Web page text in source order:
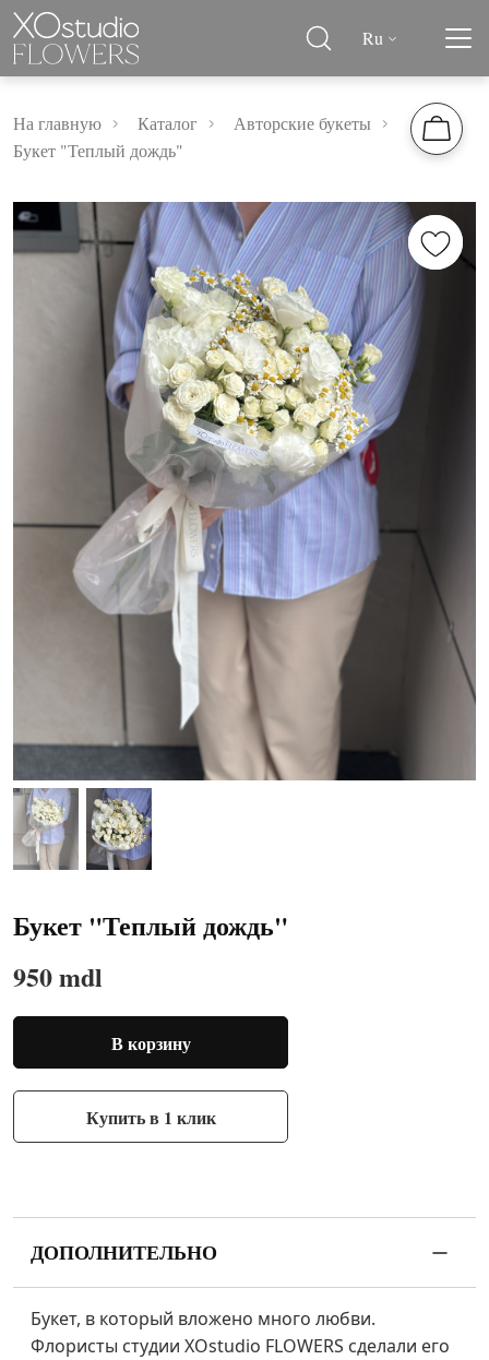
Ru
На главную Каталог
Авторские букеты
Букет "Теплый дождь"
Букет "Теплый дождь"
950 mdl
В корзину
Купить в 1 клик
ДОПОЛНИТЕЛЬНО
Букет, в который вложено много любви.
Флористы студии XOstudio FLOWERS сделали его